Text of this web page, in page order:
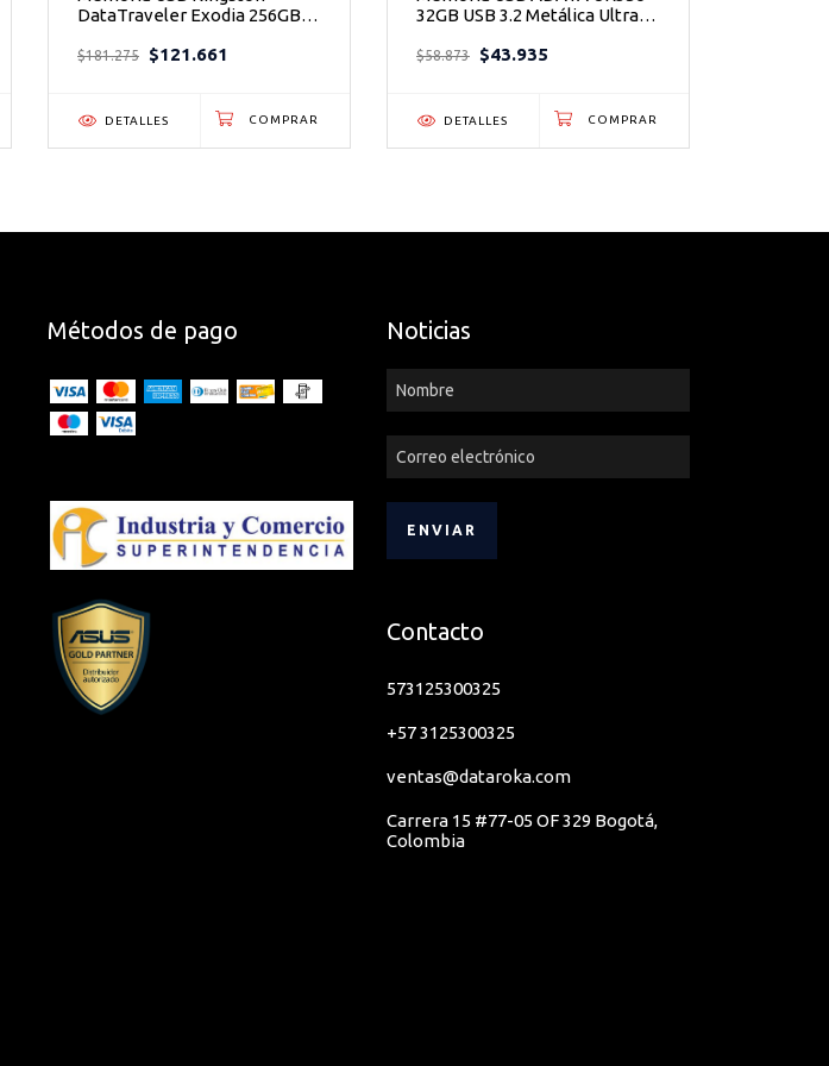
DataTraveler Exodia 256GB
$181.275 $121.661
DETALLES
32GB USB 3.2 Metálica Ultra
$58.873 $43.935
DETALLES
Métodos de pago Noticias
Contacto
573125300325
+57 3125300325
ventas@dataroka.com
Carrera 15 #77-05 OF 329 Bogotá,
Colombia